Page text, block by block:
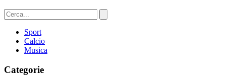
Sport
Calcio
Musica
Categorie